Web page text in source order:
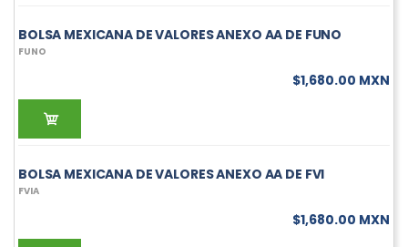
BOLSA MEXICANA DE VALORES ANEXO AA DE FUNO
FUNO
$1,680.00 MXN
BOLSA MEXICANA DE VALORES ANEXO AA DE FVI
FVIA
$1,680.00 MXN